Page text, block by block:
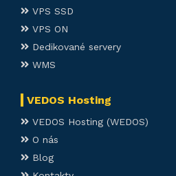
VPS SSD
VPS ON
Dedikované servery
WMS
VEDOS Hosting
VEDOS Hosting (WEDOS)
O nás
Blog